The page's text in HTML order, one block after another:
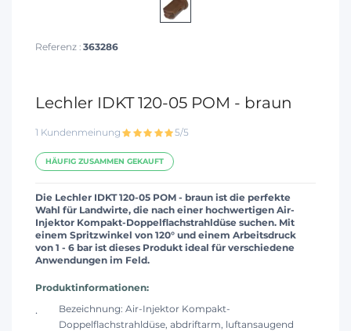
Referenz : 363286
Lechler IDKT 120-05 POM - braun
1 Kundenmeinung 5/5
HÄUFIG ZUSAMMEN GEKAUFT
Die Lechler IDKT 120-05 POM - braun ist die perfekte
Wahl für Landwirte, die nach einer hochwertigen Air-
Injektor Kompakt-Doppelflachstrahldüse suchen. Mit
einem Spritzwinkel von 120° und einem Arbeitsdruck
von 1 - 6 bar ist dieses Produkt ideal für verschiedene
Anwendungen im Feld.
Produktinformationen:
Bezeichnung: Air-Injektor Kompakt-
Doppelflachstrahldüse, abdriftarm, luftansaugend